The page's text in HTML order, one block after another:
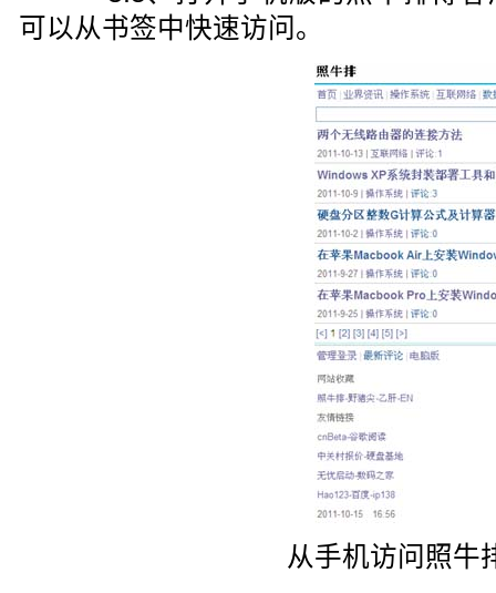
可以从书签中快速访问。
从手机访问照牛